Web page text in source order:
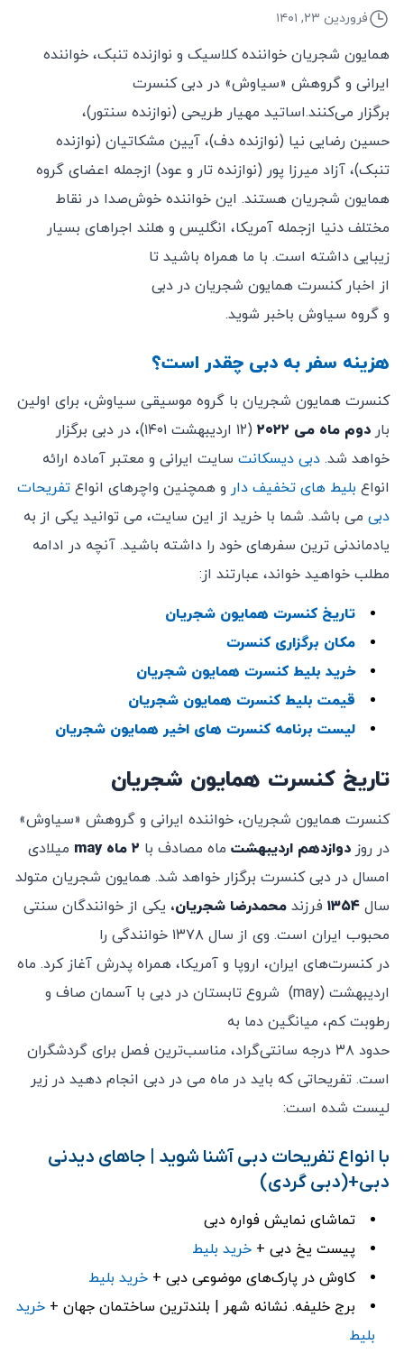
فروردین ۲۳, ۱۴۰۱
همایون شجریان خواننده کلاسیک و نوازنده تنبک، خواننده
ایرانی و گروهش «سیاوش» در دبی کنسرت
برگزار می‌کنند.اساتید مهیار طریحی (نوازنده سنتور)،
حسین رضایی نیا (نوازنده دف)، آیین مشکاتیان (نوازنده
تنبک)، آزاد میرزا پور (نوازنده تار و عود) ازجمله اعضای گروه
همایون شجریان هستند. این خواننده خوش‌صدا در نقاط
مختلف دنیا ازجمله آمریکا، انگلیس و هلند اجراهای بسیار
زیبایی داشته است. با ما همراه باشید تا
از اخبار کنسرت همایون شجریان در دبی
و گروه سیاوش باخبر شوید.
هزینه سفر به دبی چقدر است؟
کنسرت همایون شجریان با گروه موسیقی سیاوش، برای اولین
بار دوم ماه می ۲۰۲۲
(۱۲ اردیبهشت ۱۴۰۱)، در دبی برگزار
خواهد شد. دبی دیسکانت سایت ایرانی و معتبر آماده ارائه
انواع بلیط های تخفیف دار و همچنین واچرهای انواع تفریحات
دبی می باشد. شما با خرید از این سایت، می توانید یکی از به
یادماندنی ترین سفرهای خود را داشته باشید. آنچه در ادامه
مطلب خواهید خواند، عبارتند از:
تاریخ کنسرت همایون شجریان
مکان برگزاری کنسرت
خرید بلیط کنسرت همایون شجریان
قیمت بلیط کنسرت همایون شجریان
لیست برنامه کنسرت های اخیر همایون شجریان
تاریخ کنسرت همایون شجریان
کنسرت همایون شجریان، خواننده ایرانی و گروهش «سیاوش»
در روز دوازدهم اردیبهشت ماه مصادف با ۲ ماه may میلادی
امسال در دبی کنسرت برگزار خواهد شد. همایون شجریان متولد
سال ۱۳۵۴ فرزند محمدرضا شجریان، یکی از خوانندگان سنتی
محبوب ایران است. وی از سال ۱۳۷۸ خوانندگی را
در کنسرت‌های ایران، اروپا و آمریکا، همراه پدرش آغاز کرد. ماه
اردیبهشت (may) شروع تابستان در دبی با آسمان صاف و
رطوبت کم، میانگین دما به
حدود ۳۸ درجه سانتی‌گراد، مناسب‌ترین فصل برای گردشگران
است. تفریحاتی که باید در ماه می‌ در دبی انجام دهید در زیر
لیست شده است:
با انواع تفریحات دبی آشنا شوید | جاهای دیدنی
دبی+(دبی گردی)
تماشای نمایش فواره دبی
پیست یخ دبی + خرید بلیط
کاوش در پارک‌های موضوعی دبی + خرید بلیط
برج خلیفه. نشانه شهر | بلندترین ساختمان جهان + خرید
بلیط